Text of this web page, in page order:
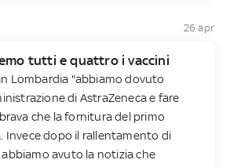
26 apr
tutti e quattro i vaccini
Lombardia "abbiamo dovuto
di AstraZeneca e fare
che la fornitura del primo
Invece dopo il rallentamento di
avuto la notizia che